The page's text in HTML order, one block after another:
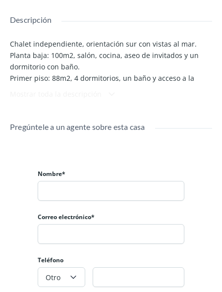
Descripción
Chalet independiente, orientación sur con vistas al mar.
Planta baja: 100m2, salón, cocina, aseo de invitados y un
dormitorio con baño.
Primer piso: 88m2, 4 dormitorios, un baño y acceso a la
Pregúntele a un agente sobre esta casa
Nombre*
Correo electrónico*
Teléfono
Otro